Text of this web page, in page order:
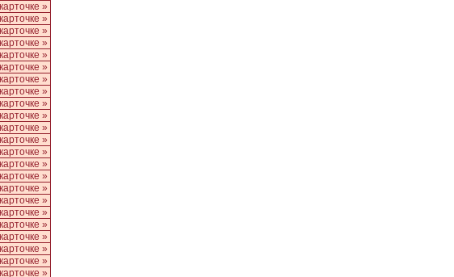
»
»
»
»
»
»
»
»
»
»
»
»
»
»
»
»
»
»
»
»
»
»
»